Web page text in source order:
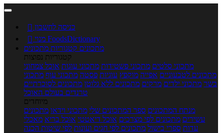
 כניסה לחשבון

מנוי FoodsDictionary
מתכונים קטגוריות מתכונים
קטגוריות נפוצות
מתכוני סלטים מתכוני פשטידות מתכוני עוגות אוכל צמחוני
מתכונים לטבעוניים אפייה מוקפץ עוגיות פסטה מתכוני עוף מתכוני
בשר מתכוני ילדים מרקים מתכונים ללא גלוטן מתכונים לסוכרתיים
טרנדים בעולם האוכל
מיוחדים
מנתח המתכונים ספר המתכונים שלי מתכוני וידאו מתכונים
עשירים מתכונים לפי מצרכים אוכל דיאטטי אוכל בריא מאכלי
עדות ספרי בישול מתכונים לפי חגים ועונות לפי שיטות הכנה